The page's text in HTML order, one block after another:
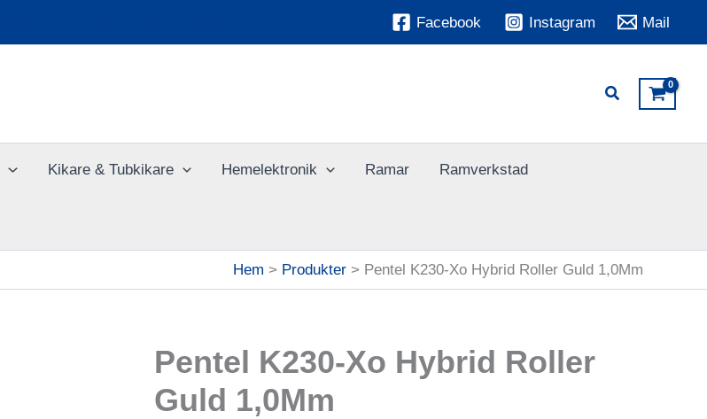
Facebook Instagram Mail
Kikare & Tubkikare Hemelektronik Ramar Ramverkstad
Hem Produkter Pentel K230-Xo Hybrid Roller Guld 1,0Mm
Pentel K230-Xo Hybrid Roller
Guld 1,0Mm